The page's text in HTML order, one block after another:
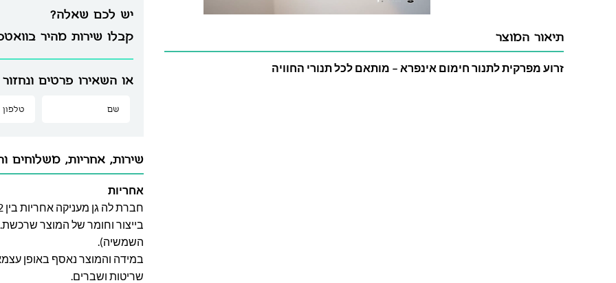
תיאור המוצר
זרוע מפרקית לתנור חימום אינפרא – מותאם לכל תנורי החוויה
יש לכם שאלה?
קבלו שירות מהיר
או השאירו פרטים
שירות, אחריות, משלוחים
אחריות
בייצור וחומר של המוצר שרכשת.
השמשיה).
במידה והמוצר נאסף באופן
שריטות ושברים.